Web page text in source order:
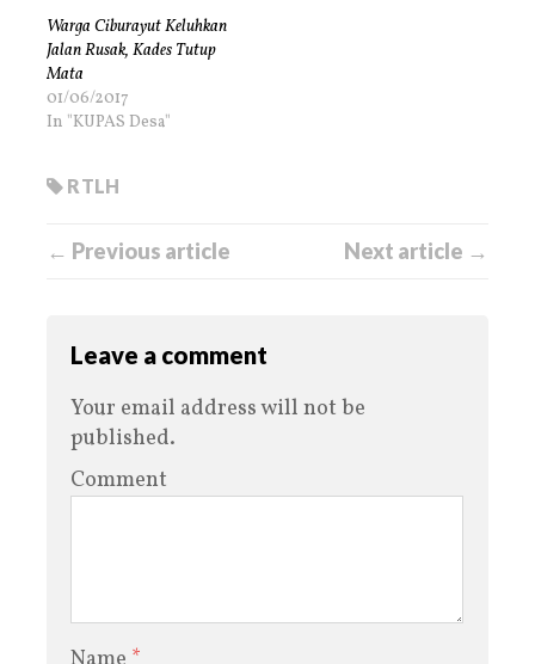
Warga Ciburayut Keluhkan
Jalan Rusak, Kades Tutup
Mata
01/06/2017
In "KUPAS Desa"
RTLH
← Previous article Next article →
Leave a comment
Your email address will not be
published.
Comment